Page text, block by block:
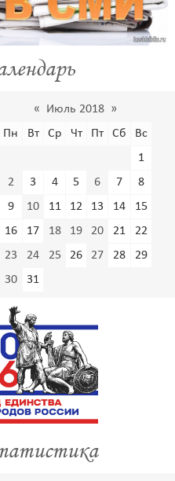
« Июль 2018 »
Пн
Вт Ср Чт Пт Сб
Вс
1
2
3 4 5 6 7
8
9
10 11 12 13 14
15
16
17 18 19 20 21
22
23
24 25 26 27 28
29
30
31